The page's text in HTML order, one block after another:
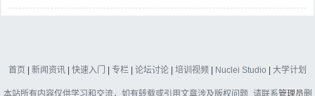
首页 | 新闻资讯 | 快速入门 | 专栏 | 论坛讨论 | 培训视频 | Nuclei Studio | 大学计划
本站所有内容仅供学习和交流，如有转载或引用文章涉及版权问题_请联系管理员删